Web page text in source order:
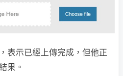
表示已經上傳完成，但他正
果。